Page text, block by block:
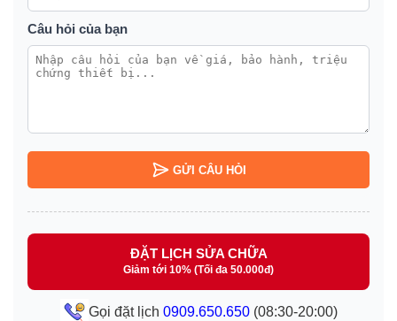
Câu hỏi của bạn
GỬI CÂU HỎI
ĐẶT LỊCH SỬA CHỮA
Giảm tới 10% (Tối đa 50.000đ)
Gọi đặt lịch 0909.650.650(08:30-20:00)